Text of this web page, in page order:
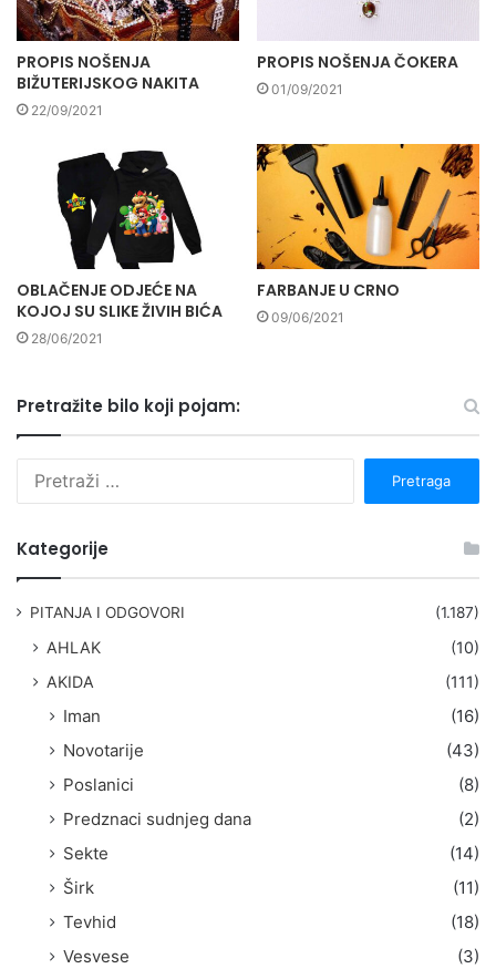
PROPIS NOŠENJA
BIŽUTERIJSKOG NAKITA
22/09/2021
PROPIS NOŠENJA ČOKERA
01/09/2021
OBLAČENJE ODJEĆE NA
KOJOJ SU SLIKE ŽIVIH BIĆA
28/06/2021
FARBANJE U CRNO
09/06/2021
Pretražite bilo koji pojam:
Kategorije
PITANJA I ODGOVORI (1.187)
AHLAK
(10)
AKIDA
(111)
Iman
(16)
Novotarije
(43)
Poslanici
(8)
Predznaci sudnjeg dana
(2)
Sekte
(14)
Širk
(11)
Tevhid
(18)
Vesvese
(3)